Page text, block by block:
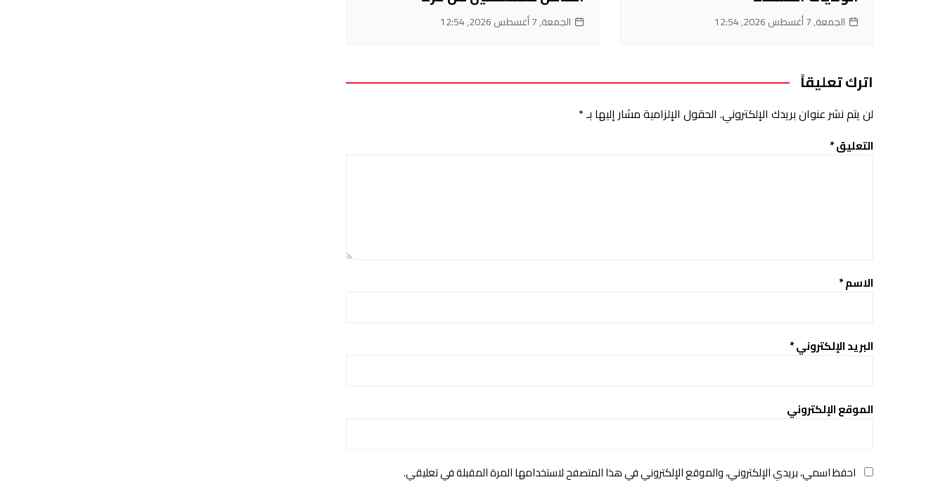
الجمعة, 7 أغسطس 2026, 12:54 الجمعة, 7 أغسطس 2026, 12:54
اترك تعليقاً
لن يتم نشر عنوان بريدك الإلكتروني. الحقول الإلزامية مشار إليها بـ*
التعليق*
الاسم*
البريد الإلكتروني*
الموقع الإلكتروني
احفظ اسمي، بريدي الإلكتروني، والموقع الإلكتروني في هذا المتصفح لاستخدامها المرة المقبلة في تعليقي.